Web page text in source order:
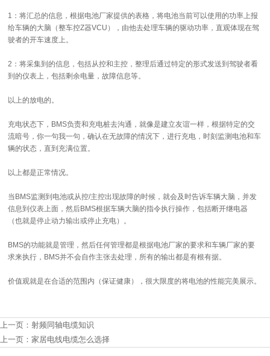
1：将汇总的信息，根据电池厂家提供的表格，将电池当前可以使用的功率上报
给车辆的大脑（整车控Z器VCU），由他去处理车辆的驱动功率，直观体现在驾
驶者的开车速度上。
2：将采集到的信息，包括从控和主控，整理后通过特定的形式发送到驾驶者看
到的仪表上，包括剩余电量，故障信息等。
以上的放电的。
充电状态下，BMS负责和充电桩去沟通，就像是建立友谊一样，根据特定的交
流暗号，你一句我一句，确认在无故障的情况下，进行充电，时刻监测电池和车
辆的状态，直到充满位置。
以上都是正常情况。
当BMS监测到电池或从控/主控出现故障的时候，就会及时告诉车辆大脑，并发
信息到仪表上面，然后BMS根据车辆大脑的指令执行操作，包括断开继电器
（也就是停止动力输出或停止充电）。
BMS的功能就是管理，然后任何管理都是根据电池厂家的要求和车辆厂家的要
求来执行，BMS并不会自作主张去处理，所有的输出都是有根有据。
价值观就是在合适的范围内（保证健康），很大限度的将电池的性能完美展示。
上一页： 射频同轴电缆知识
上一页： 家居电线电缆怎么选择